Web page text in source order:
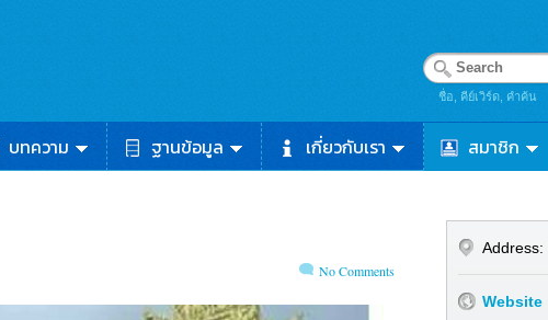
ชื่อ, คีย์เวิร์ด, คำค้น
บทความ ฐานข้อมูล เกี่ยวกับเรา สมาชิก
No Comments
Address:
Website